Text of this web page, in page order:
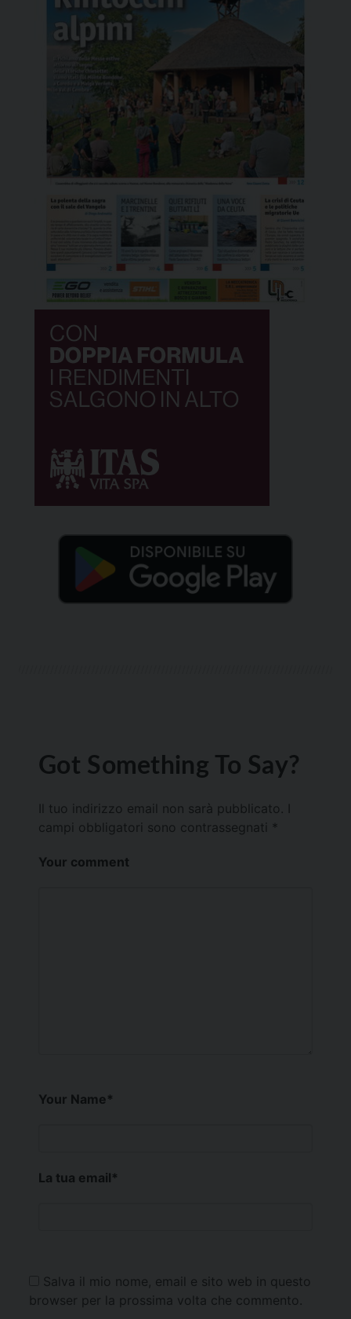
Got Something To Say?
Il tuo indirizzo email non sarà pubblicato.
campi obbligatori sono contrassegnati *
Your comment
Your Name*
La tua email*
Salva il mio nome, email e sito web in questo
browser per la prossima volta che commento.